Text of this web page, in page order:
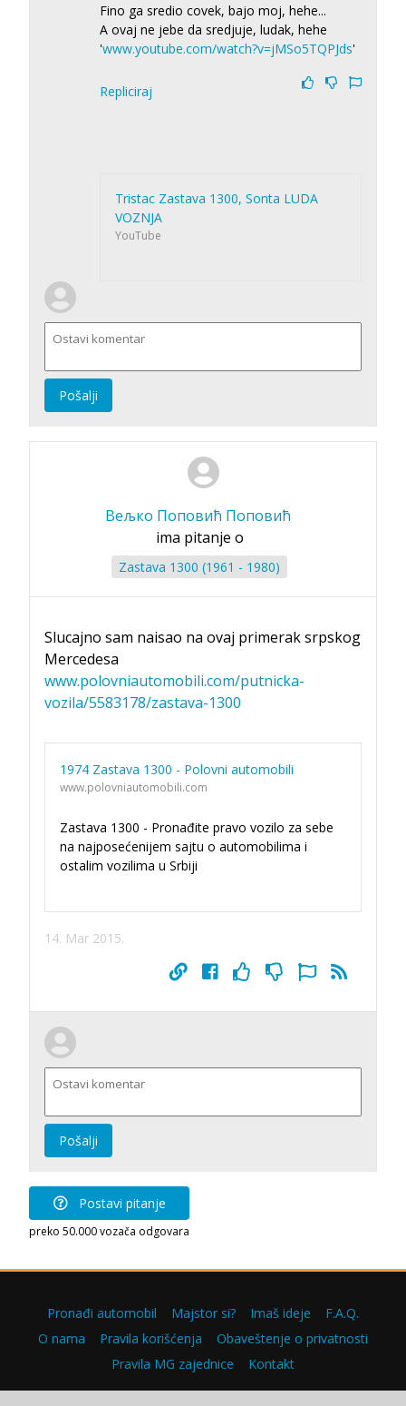
Fino ga sredio covek, bajo moj, hehe...
A ovaj ne jebe da sredjuje, ludak, hehe
'www.youtube.com/watch?v=jMSo5TQPJds'
Repliciraj
Tristac Zastava 1300, Sonta LUDA
VOZNJA
YouTube
Pošalji
Вељко Поповић Поповић
ima pitanje o
Zastava 1300 (1961 - 1980)
Slucajno sam naisao na ovaj primerak srpskog
Mercedesa
www.polovniautomobili.com/putnicka-
vozila/5583178/zastava-1300
1974 Zastava 1300 - Polovni automobili
www.polovniautomobili.com
Zastava 1300 - Pronađite pravo vozilo za sebe
na najposećenijem sajtu o automobilima i
ostalim vozilima u Srbiji
14. Mar 2015.
Pošalji
Postavi pitanje
preko 50.000 vozača odgovara
Pronađi automobil Majstor si? Imaš ideje
F.A.Q.
O nama
Pravila korišćenja
Obaveštenje o privatnosti
Pravila MG zajednice
Kontakt